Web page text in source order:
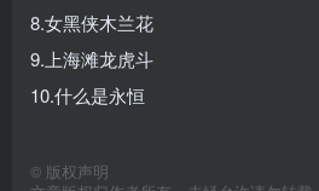
8.女黑侠木兰花
9.上海滩龙虎斗
10.什么是永恒
© 版权声明